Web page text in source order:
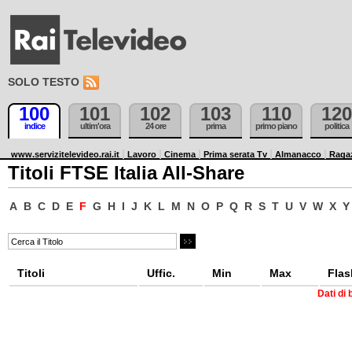
SOLO TESTO
100
indice
101
ultim'ora
102
24 ore
103
prima
110
primo piano
120
politica
www.servizitelevideo.rai.it Lavoro Cinema Prima serata Tv Almanacco
Titoli FTSE Italia All-Share
A B C D E F G H I J K L M N O P Q R S T U V W X Y
Titoli Uffic. Min Max
Dati di